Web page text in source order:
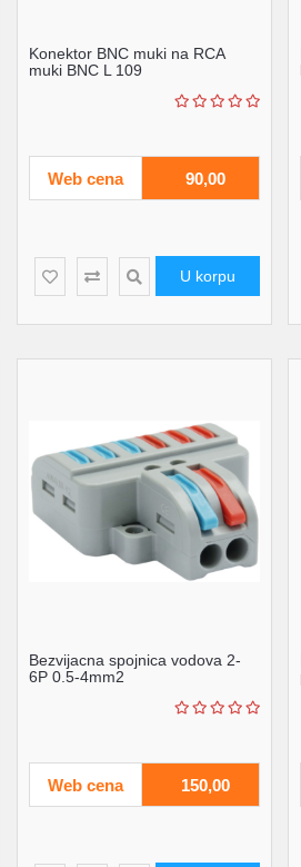
Konektor BNC muki na RCA
muki BNC L 109
Web cena 90,00
U korpu
Bezvijacna spojnica vodova 2-
6P 0.5-4mm2
Web cena 150,00